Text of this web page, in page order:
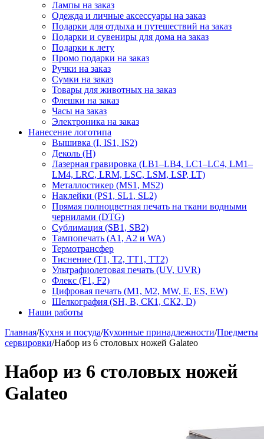
Лампы на заказ
Одежда и личные аксессуары на заказ
Подарки для отдыха и путешествий на заказ
Подарки и сувениры для дома на заказ
Подарки к лету
Промо подарки на заказ
Ручки на заказ
Сумки на заказ
Товары для животных на заказ
Флешки на заказ
Часы на заказ
Электроника на заказ
Нанесение логотипа
Вышивка (I, IS1, IS2)
Деколь (H)
Лазерная гравировка (LB1–LB4, LC1–LC4, LM1–
LM4, LRC, LRM, LSC, LSM, LSP, LT)
Металлостикер (MS1, MS2)
Наклейки (PS1, SL1, SL2)
Прямая полноцветная печать на ткани водными
чернилами (DTG)
Сублимация (SB1, SB2)
Тампопечать (A1, A2 и WA)
Термотрансфер
Тиснение (Т1, Т2, ТT1, ТT2)
Ультрафиолетовая печать (UV, UVR)
Флекс (F1, F2)
Цифровая печать (M1, M2, MW, E, ES, EW)
Шелкография (SH, В, СК1, СК2, D)
Наши работы
Главная/Кухня и посуда/Кухонные принадлежности/Предметы
сервировки/Набор из 6 столовых ножей Galateo
Набор из 6 столовых ножей
Galateo